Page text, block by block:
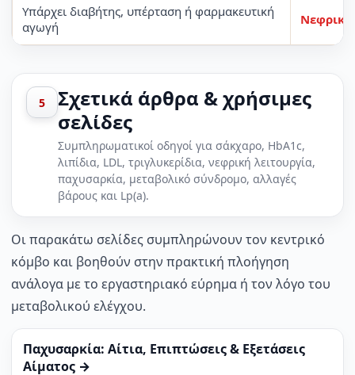
Υπάρχει διαβήτης, υπέρταση ή φαρμακευτική
αγωγή
Νεφρική
5
Σχετικά άρθρα & χρήσιμες
σελίδες
Συμπληρωματικοί οδηγοί για σάκχαρο, HbA1c,
λιπίδια, LDL, τριγλυκερίδια, νεφρική λειτουργία,
παχυσαρκία, μεταβολικό σύνδρομο, αλλαγές
βάρους και Lp(a).
Οι παρακάτω σελίδες συμπληρώνουν τον κεντρικό
κόμβο και βοηθούν στην πρακτική πλοήγηση
ανάλογα με το εργαστηριακό εύρημα ή τον λόγο του
μεταβολικού ελέγχου.
Παχυσαρκία: Αίτια, Επιπτώσεις & Εξετάσεις
Αίματος →